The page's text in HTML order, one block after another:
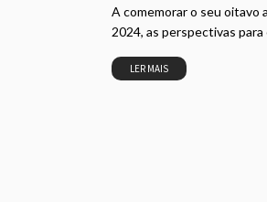
A comemorar o seu oitavo
2024, as perspectivas
LER MAIS